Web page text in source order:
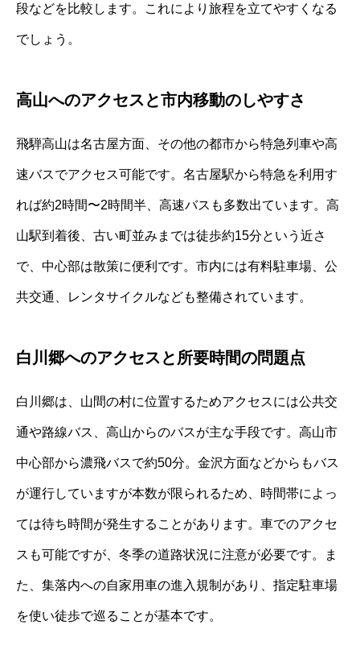
段などを比較します。これにより旅程を立てやすくなる
でしょう。
高山へのアクセスと市内移動のしやすさ
飛騨高山は名古屋方面、その他の都市から特急列車や高
速バスでアクセス可能です。名古屋駅から特急を利用す
れば約2時間〜2時間半、高速バスも多数出ています。高
山駅到着後、古い町並みまでは徒歩約15分という近さ
で、中心部は散策に便利です。市内には有料駐車場、公
共交通、レンタサイクルなども整備されています。
白川郷へのアクセスと所要時間の問題点
白川郷は、山間の村に位置するためアクセスには公共交
通や路線バス、高山からのバスが主な手段です。高山市
中心部から濃飛バスで約50分。金沢方面などからもバス
が運行していますが本数が限られるため、時間帯によっ
ては待ち時間が発生することがあります。車でのアクセ
スも可能ですが、冬季の道路状況に注意が必要です。ま
た、集落内への自家用車の進入規制があり、指定駐車場
を使い徒歩で巡ることが基本です。